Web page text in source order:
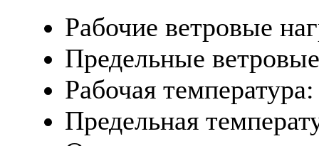
Рабочие ветровые
Предельные
Рабочая
Предельная